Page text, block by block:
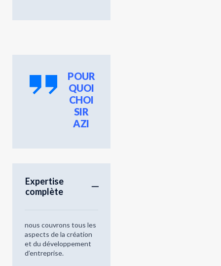
POUR
QUOI
CHOI
SIR
AZI
Expertise
complète
nous couvrons tous les
aspects de la création
et du développement
d’entreprise.